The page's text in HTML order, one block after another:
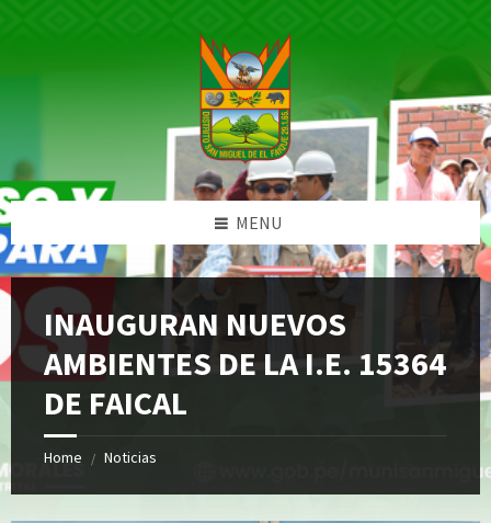
MENU
INAUGURAN NUEVOS
AMBIENTES DE LA I.E. 15364
DE FAICAL
Home / Noticias